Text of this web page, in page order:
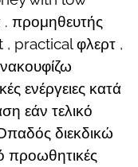
. προμηθευτής
practical φλερτ ,
ενέργειες κατά
εάν τελικό
διεκδικώ